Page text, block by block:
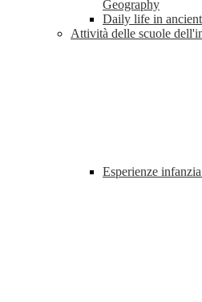
Geography
Daily life in
Attività delle scuole
Esperienze